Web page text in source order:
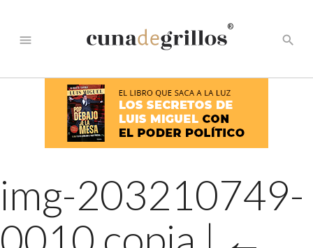
menu
®
search
img-203210749-